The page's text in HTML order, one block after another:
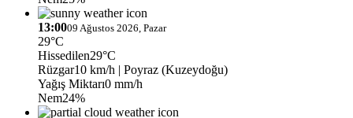
13:0009 Ağustos 2026, Pazar
29°C
Hissedilen29°C
Rüzgar10 km/h | Poyraz (Kuzeydoğu)
Yağış Miktarı0 mm/h
Nem24%